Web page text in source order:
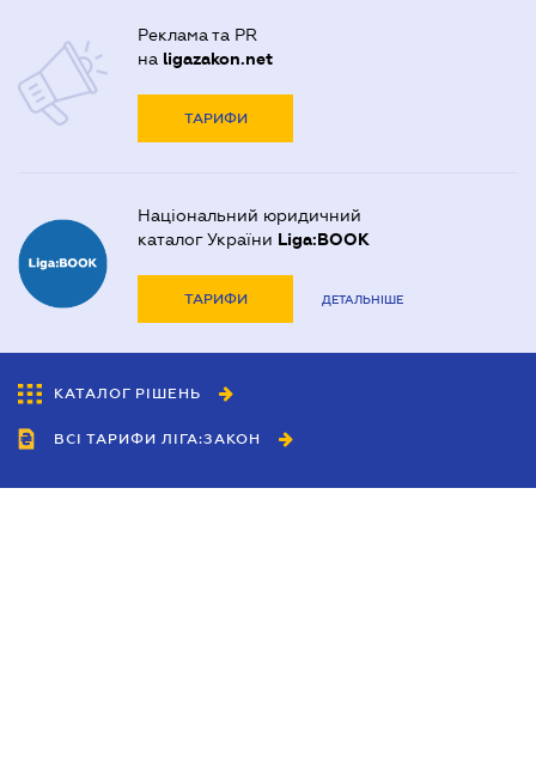
Реклама та PR
на ligazakon.net
ТАРИФИ
Національний юридичний
каталог України Liga:BOOK
ТАРИФИ ДЕТАЛЬНІШЕ
КАТАЛОГ РІШЕНЬ
ВСІ ТАРИФИ ЛІГА:ЗАКОН